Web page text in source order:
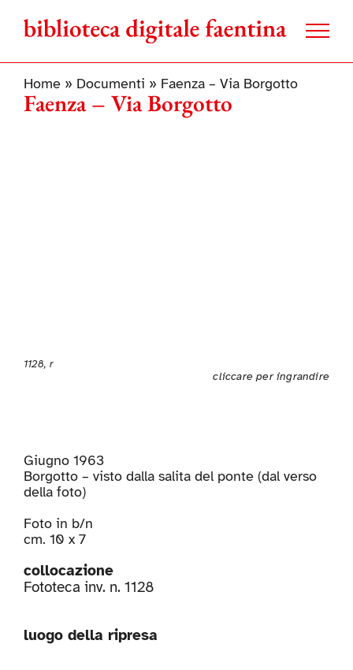
contenuto
Home» Documenti » Faenza – Via Borgotto
Faenza – Via Borgotto
1128, r
cliccare per ingrandire
Giugno 1963
Borgotto – visto dalla salita del ponte (dal verso
della foto)
Foto in b/n
cm. 10 x 7
collocazione
Fototeca inv. n. 1128
luogo della ripresa